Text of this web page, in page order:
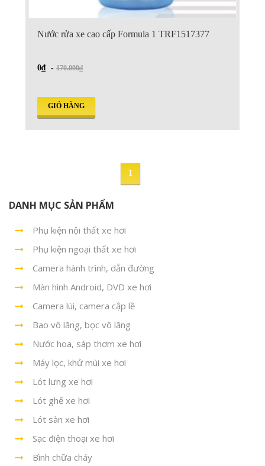
Nước rửa xe cao cấp Formula 1 TRF1517377
0₫ - 170.000₫
GIỎ HÀNG
1
DANH MỤC SẢN PHẨM
Phụ kiện nội thất xe hơi
Phụ kiện ngoại thất xe hơi
Camera hành trình, dẫn đường
Màn hình Android, DVD xe hơi
Camera lùi, camera cập lề
Bao vô lăng, bọc vô lăng
Nước hoa, sáp thơm xe hơi
Máy lọc, khử mùi xe hơi
Lót lưng xe hơi
Lót ghế xe hơi
Lót sàn xe hơi
Sạc điện thoại xe hơi
Bình chữa cháy